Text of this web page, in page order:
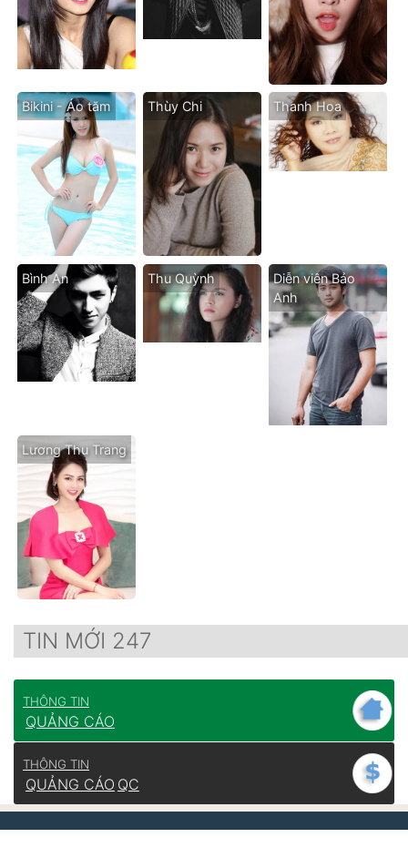
Bikini - Áo tăm Thùy Chi Thanh Hoa
Bình An Thu Quỳnh
Diễn viên Bảo
Anh
Lương Thu Trang
TIN MỚI 247
THÔNG TIN
QUẢNG CÁO
THÔNG TIN
QUẢNG CÁO QC